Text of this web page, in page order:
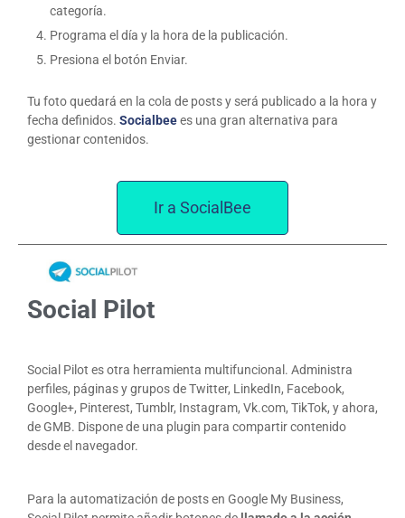
categoría.
Programa el día y la hora de la publicación.
Presiona el botón Enviar.
Tu foto quedará en la cola de posts y será publicado a la hora y
fecha definidos. Socialbeees una gran alternativa para
gestionar contenidos.
Ir a SocialBee
Social Pilot
Social Pilot es otra herramienta multifuncional. Administra
perfiles, páginas y grupos de Twitter, LinkedIn, Facebook,
Google+, Pinterest, Tumblr, Instagram, Vk.com, TikTok, y ahora,
de GMB. Dispone de una plugin para compartir contenido
desde el navegador.
Para la automatización de posts en Google My Business,